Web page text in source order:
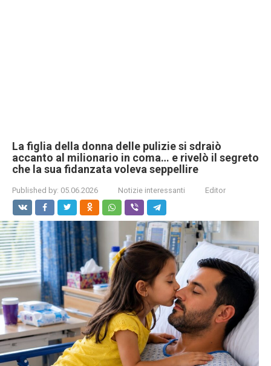
La figlia della donna delle pulizie si sdraiò
accanto al milionario in coma… e rivelò il segreto
che la sua fidanzata voleva seppellire
Published by: 05.06.2026 Notizie interessanti Editor